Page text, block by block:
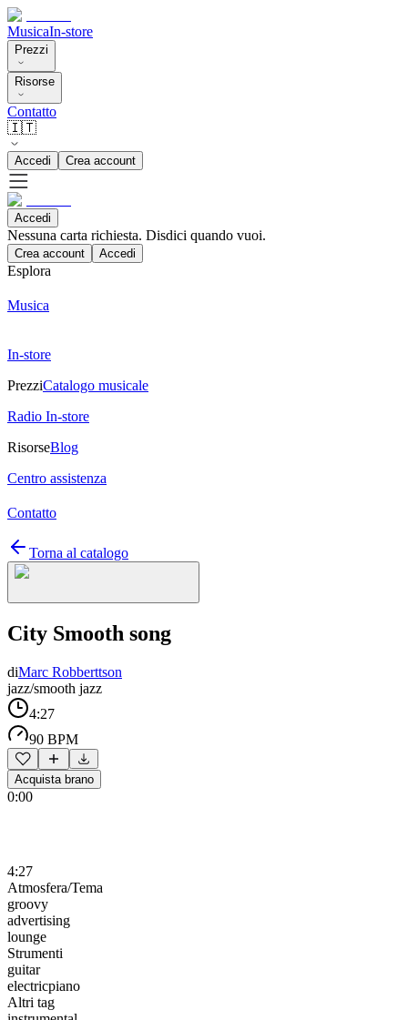
MusicaIn-store
Prezzi
Risorse
Contatto
🇮🇹
Accedi Crea account
Accedi
Nessuna carta richiesta. Disdici quando vuoi.
Crea account Accedi
Esplora
Musica
In-store
PrezziCatalogo musicale
Radio In-store
RisorseBlog
Centro assistenza
Contatto
Torna al catalogo
City Smooth song
diMarc Robberttson
jazz/smooth jazz
4:27
90 BPM
Acquista brano
0:00
4:27
Atmosfera/Tema
groovy
advertising
lounge
Strumenti
guitar
electricpiano
Altri tag